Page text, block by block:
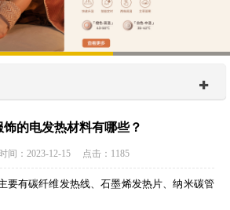
饰的电发热材料有哪些？
间：2023-12-15 点击：1185
要有碳纤维发热线、石墨烯发热片、纳米碳管